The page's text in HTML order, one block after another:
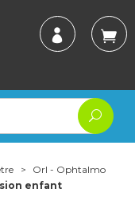
Orl - Ophtalmo
enfant